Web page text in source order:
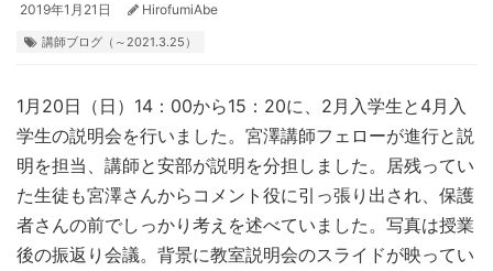
2019年1月21日 HirofumiAbe
講師ブログ（～2021.3.25）
1月20日（日）14：00から15：20に、2月入学生と4月入
学生の説明会を行いました。宮澤講師フェローが進行と説
明を担当、講師と安部が説明を分担しました。居残ってい
た生徒も宮澤さんからコメント役に引っ張り出され、保護
者さんの前でしっかり考えを述べていました。写真は授業
後の振返り会議。背景に教室説明会のスライドが映ってい